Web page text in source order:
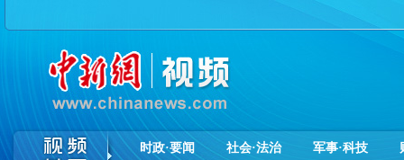
时政·要闻 社会·法治 军事·科技